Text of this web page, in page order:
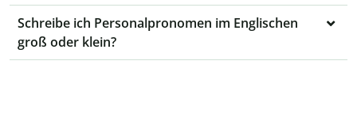
Schreibe ich Personalpronomen im Englischen
groß oder klein?